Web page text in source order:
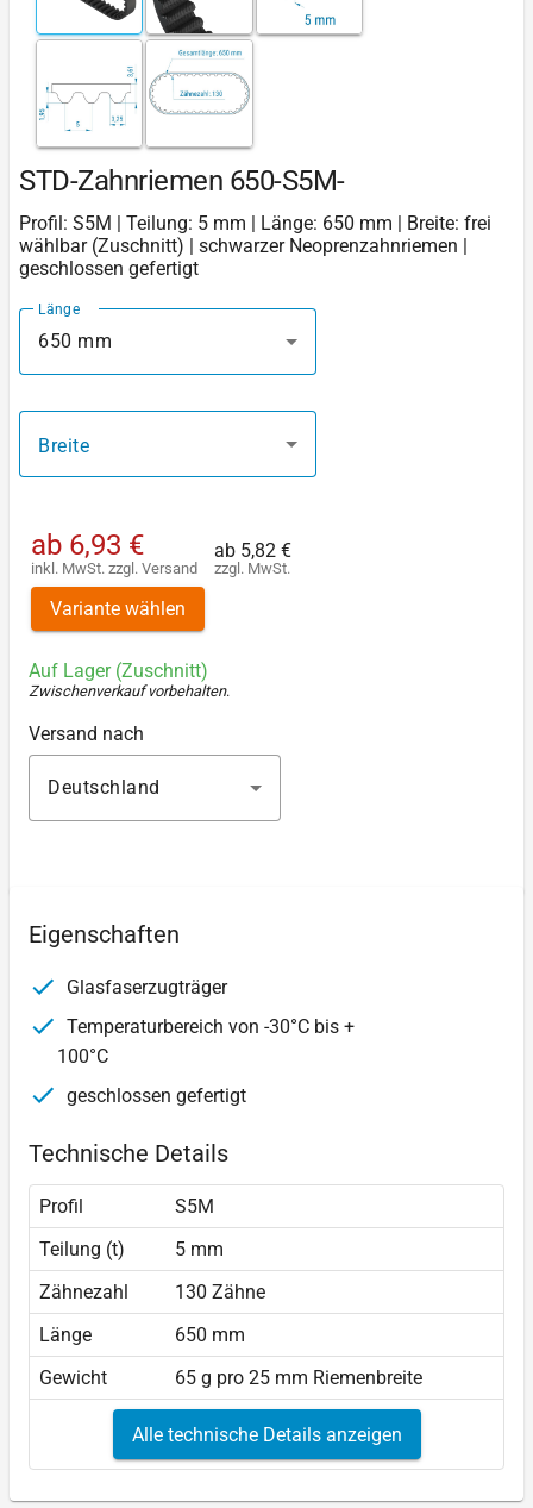
STD-Zahnriemen 650-S5M-
Profil: S5M | Teilung: 5 mm | Länge: 650 mm | Breite: frei
wählbar (Zuschnitt) | schwarzer Neoprenzahnriemen |
geschlossen gefertigt
Länge
650 mm
Breite
ab 6,93 €
inkl. MwSt. zzgl. Versand
ab 5,82 €
zzgl. MwSt.
Variante wählen
Auf Lager (Zuschnitt)
Zwischenverkauf vorbehalten.
Versand nach
Deutschland
Eigenschaften
Glasfaserzugträger
Temperaturbereich von -30°C bis +
100°C
geschlossen gefertigt
Technische Details
Profil
S5M
Teilung (t)
5 mm
Zähnezahl
130 Zähne
Länge
650 mm
Gewicht
65 g pro 25 mm Riemenbreite
Alle technische Details anzeigen